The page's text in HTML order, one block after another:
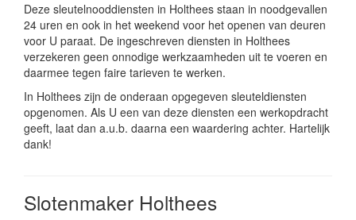
Deze sleutelnooddiensten in Holthees staan in noodgevallen
24 uren en ook in het weekend voor het openen van deuren
voor U paraat. De ingeschreven diensten in Holthees
verzekeren geen onnodige werkzaamheden uit te voeren en
daarmee tegen faire tarieven te werken.
In Holthees zijn de onderaan opgegeven sleuteldiensten
opgenomen. Als U een van deze diensten een werkopdracht
geeft, laat dan a.u.b. daarna een waardering achter. Hartelijk
dank!
Slotenmaker Holthees